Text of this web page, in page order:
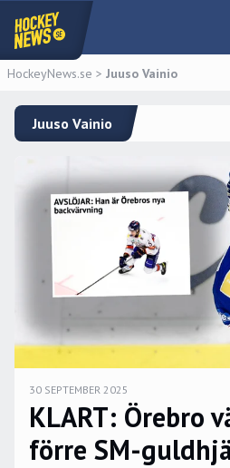
HockeyNews.se > Juuso Vainio
Juuso Vainio
30 SEPTEMBER 2025
KLART: Örebro
förre SM-